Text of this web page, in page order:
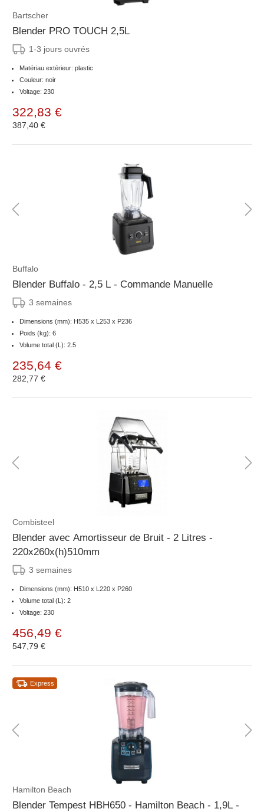
Bartscher
Blender PRO TOUCH 2,5L
1-3 jours ouvrés
Matériau extérieur: plastic
Couleur: noir
Voltage: 230
322,83 €
387,40 €
Buffalo
Blender Buffalo - 2,5 L - Commande Manuelle
3 semaines
Dimensions (mm): H535 x L253 x P236
Poids (kg): 6
Volume total (L): 2.5
235,64 €
282,77 €
Combisteel
Blender avec Amortisseur de Bruit - 2 Litres -
220x260x(h)510mm
3 semaines
Dimensions (mm): H510 x L220 x P260
Volume total (L): 2
Voltage: 230
456,49 €
547,79 €
Express
Hamilton Beach
Blender Tempest HBH650 - Hamilton Beach - 1,9L -